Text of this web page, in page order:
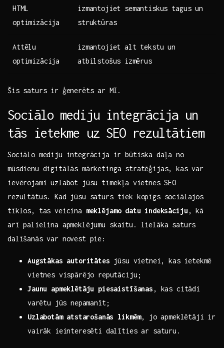
HTML
optimizācija
izmantojiet semantiskus tagus un
struktūras
Attēlu
optimizācija
izmantojiet alt tekstu un
atbilstošus⁣ izmērus
Šis saturs ir ģenerēts ar⁣ MI.
Sociālo mediju integrācija un
tās ietekme uz SEO rezultātiem
Sociālo mediju integrācija ⁣ir būtiska daļa no
mūsdienu​ digitālās mārketinga stratēģijas, kas var
ievērojami uzlabot jūsu tīmekļa⁢ vietnes SEO
rezultātus. Kad jūsu saturs tiek kopīgs sociālajos
tīklos, tas veicina meklējamo datu ⁤indeksāciju , ​kā
arī palielina apmeklējumu skaitu. lielāka saturs
dalīšanās var novest pie:
Augstākas autoritātes ⁣jūsu vietnei, kas ietekmē
vietnes vispārējo reputāciju;
Jaunu apmeklētāju piesaistīšanas , ‍kas citādi
⁢varētu jūs nepamanīt;
Uzlabotām⁣ atstarošanās likmēm, jo apmeklētāji ir
vairāk ieinteresēti dalīties ar ‌saturu.